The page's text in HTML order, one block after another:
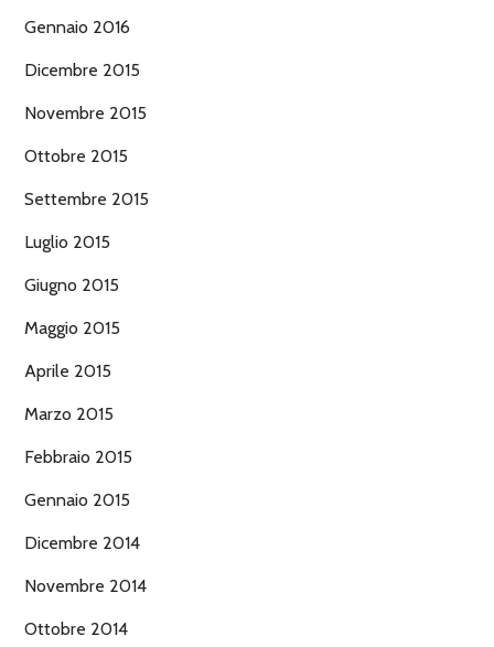
Gennaio 2016
Dicembre 2015
Novembre 2015
Ottobre 2015
Settembre 2015
Luglio 2015
Giugno 2015
Maggio 2015
Aprile 2015
Marzo 2015
Febbraio 2015
Gennaio 2015
Dicembre 2014
Novembre 2014
Ottobre 2014